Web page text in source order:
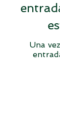
Una